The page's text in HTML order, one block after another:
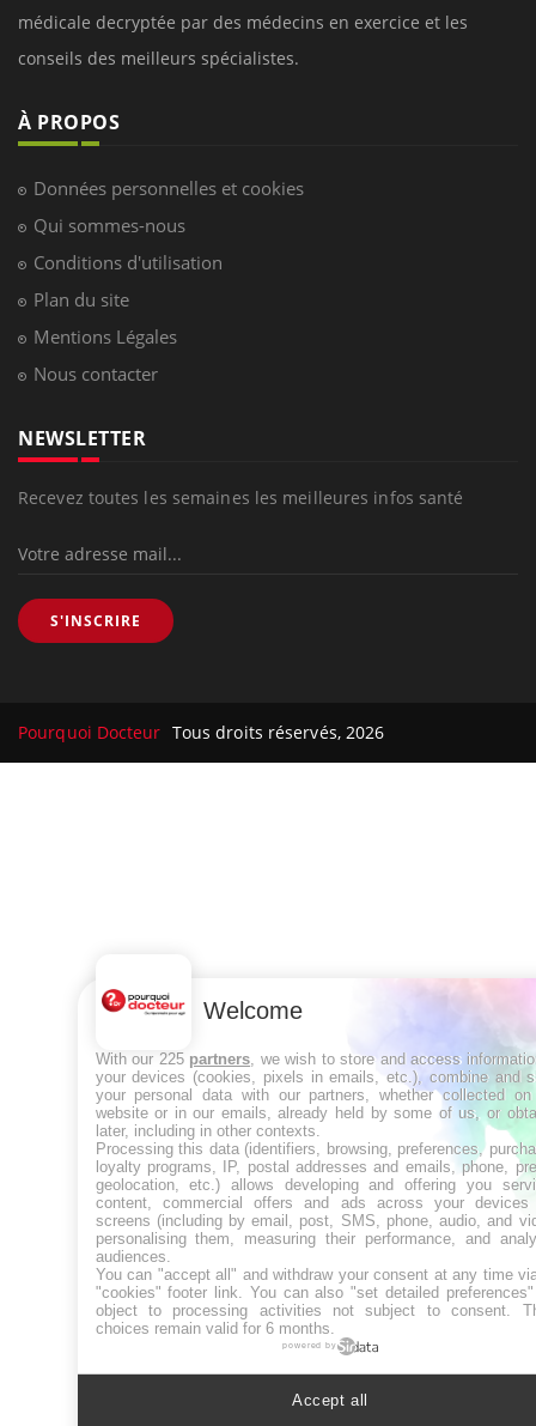
médicale decryptée par des médecins en exercice et les
conseils des meilleurs spécialistes.
À PROPOS
Données personnelles et cookies
Qui sommes-nous
Conditions d'utilisation
Plan du site
Mentions Légales
Nous contacter
NEWSLETTER
Recevez toutes les semaines les meilleures infos santé
S'INSCRIRE
Pourquoi Docteur Tous droits réservés, 2026
Welcome
With our 225 partners , we wish to store and access
your devices (cookies, pixels in emails, etc.), combine and
your personal data with our partners, whether collected
website or in our emails, already held by some of us, or
later, including in other contexts.
Processing this data (identifiers, browsing, preferences,
loyalty programs, IP, postal addresses and emails, phone,
geolocation, etc.) allows developing and offering you
content, commercial offers and ads across your devices
screens (including by email, post, SMS, phone, audio, and
personalising them, measuring their performance, and
audiences.
You can "accept all" and withdraw your consent at any time
"cookies" footer link . You can also "set detailed
object to processing activities not subject to consent.
choices remain valid for 6 months.
powered by
Accept all